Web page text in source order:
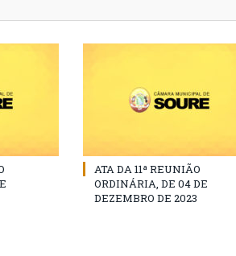
ATA DA 11ª REUNIÃO
ORDINÁRIA, DE 04 DE
DEZEMBRO DE 2023